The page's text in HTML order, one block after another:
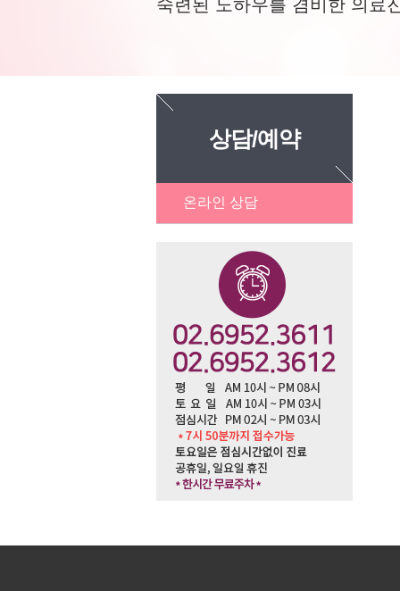
숙련된 노하우를 겸비한 의료
상담/예약
온라인 상담